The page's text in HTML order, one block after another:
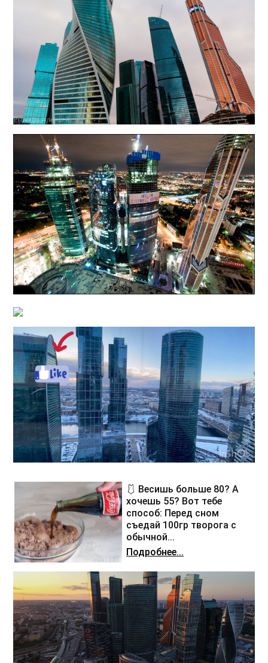
🩱 Весишь больше 80? А
хочешь 55? Вот тебе
способ: Перед сном
съедай 100гр творога с
обычной...
Подробнее...